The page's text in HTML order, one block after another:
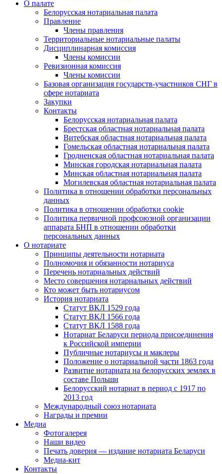
О палате
Белорусская нотариальная палата
Правление
Члены правления
Территориальные нотариальные палаты
Дисциплинарная комиссия
Члены комиссии
Ревизионная комиссия
Члены комиссии
Базовая организация государств-участников СНГ в
сфере нотариата
Закупки
Контакты
Белорусская нотариальная палата
Брестская областная нотариальная палата
Витебская областная нотариальная палата
Гомельская областная нотариальная палата
Гродненская областная нотариальная палата
Минская городская нотариальная палата
Минская областная нотариальная палата
Могилевская областная нотариальная палата
Политика в отношении обработки персональных
данных
Политика в отношении обработки cookie
Политика первичной профсоюзной организации
аппарата БНП в отношении обработки
персональных данных
О нотариате
Принципы деятельности нотариата
Полномочия и обязанности нотариуса
Перечень нотариальных действий
Место совершения нотариальных действий
Кто может быть нотариусом
История нотариата
Статут ВКЛ 1529 года
Статут ВКЛ 1566 года
Статут ВКЛ 1588 года
Нотариат Беларуси периода присоединения
к Российской империи
Публичные нотариусы и маклеры
Положение о нотариальной части 1863 года
Развитие нотариата на белорусских землях в
составе Польши
Белорусский нотариат в период с 1917 по
2013 год
Международный союз нотариата
Награды и премии
Медиа
Фотогалерея
Наши видео
Печать доверия — издание нотариата Беларуси
Медиа-кит
Контакты